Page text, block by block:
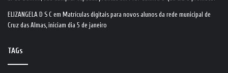
ELIZANGELA D S C em Matrículas digitais para novos alunos da rede municipal de
Cruz das Almas, iniciam dia 5 de janeiro
TAGs